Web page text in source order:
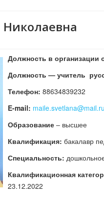
Должность в организации
Должность — учитель
Телефон: 88634839232
E-mail: maile.svetlana@mail.ru
Образование – высшее
Квалификация: бакалавр
Специальность:
Квалификационная
23.12.2022